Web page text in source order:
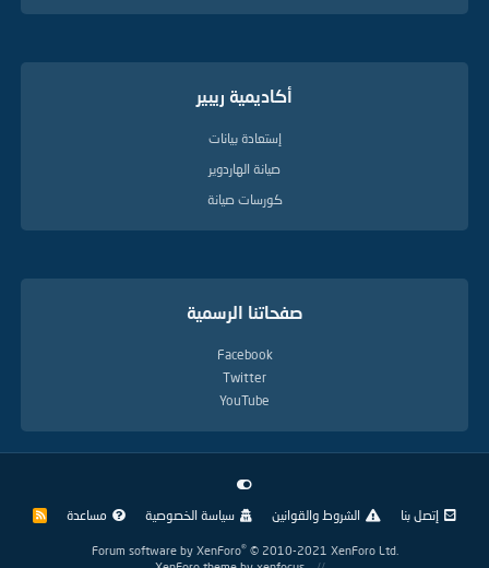
أكاديمية ريبير
إستعادة بيانات
صيانة الهاردوير
كورسات صيانة
صفحاتنا الرسمية
Facebook
Twitter
YouTube
إتصل بنا الشروط والقوانين سياسة الخصوصية مساعدة
R
Forum software by XenForo® © 2010-2021 XenForo Ltd.